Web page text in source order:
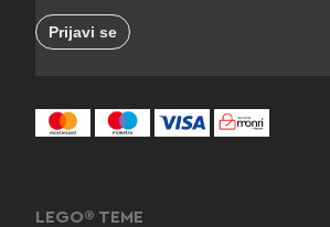
LEGO® TEME